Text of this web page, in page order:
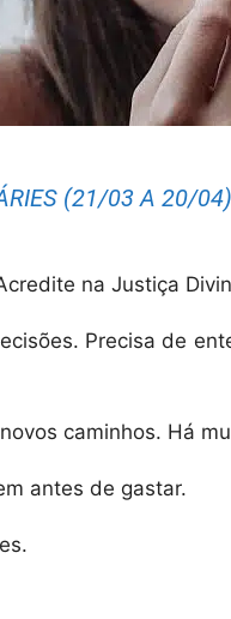
(21/03 A 20/04)
na Justiça
Precisa de
caminhos. Há
antes de gastar.